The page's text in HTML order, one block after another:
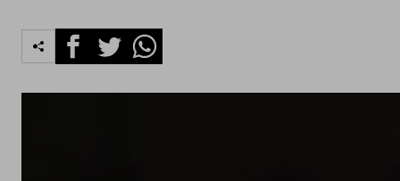
FacebookTwitterWhatsapp